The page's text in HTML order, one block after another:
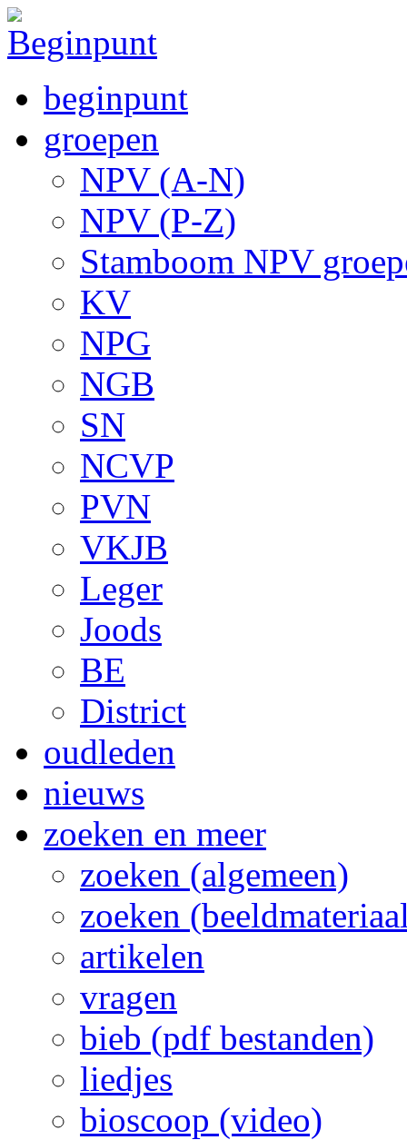
beginpunt
groepen
NPV (A-N)
NPV (P-Z)
Stamboom NPV
KV
NPG
NGB
SN
NCVP
PVN
VKJB
Leger
Joods
BE
District
oudleden
nieuws
zoeken en meer
zoeken (algemeen)
zoeken
artikelen
vragen
bieb (pdf bestanden)
liedjes
bioscoop (video)